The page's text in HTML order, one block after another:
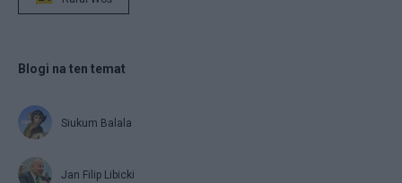
Blogi na ten temat
Siukum Balala
Jan Filip Libicki